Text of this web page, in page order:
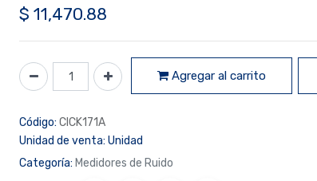
$ 11,470.88
Agregar al carrito
Código: CICK171A
Unidad de venta: Unidad
Categoría: Medidores de Ruido